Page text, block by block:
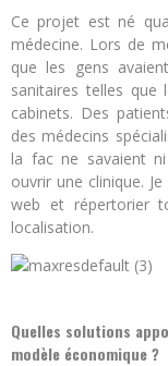
Ce projet est né
médecine. Lors de
que les gens
sanitaires telles que
cabinets. Des
des médecins
la fac ne savaient
ouvrir une clinique.
web et répertorier
localisation.
Quelles solutions
modèle économique ?